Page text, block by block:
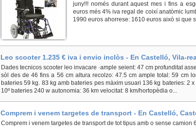
juny!!! només durant aquest mes i fins a
euros més 4% iva regal de coixí anatòmic
1990 euros ahorrese: 1610 euros això si que
Leo scooter 1.235 € iva i envio inclòs - En Castelló, Vila-
Dades tecnicos scooter leo invacare ·ample seient: 47 cm profunditat
sòl des de 46 fins a 56 cm altura recolzo: 47.5 cm ample total: 59 cm
bateries 59 kg. 83 kg amb bateries pes màxim usuari 136 kg bateries: 2
10º bateries 240 w autonomia: 36 km velocitat: 8 km/hortopèdia o...
Comprem i venem targetes de transport - En Castelló,
Plana
Comprem i venem targetes de transport de tot tipus amb o sense camion